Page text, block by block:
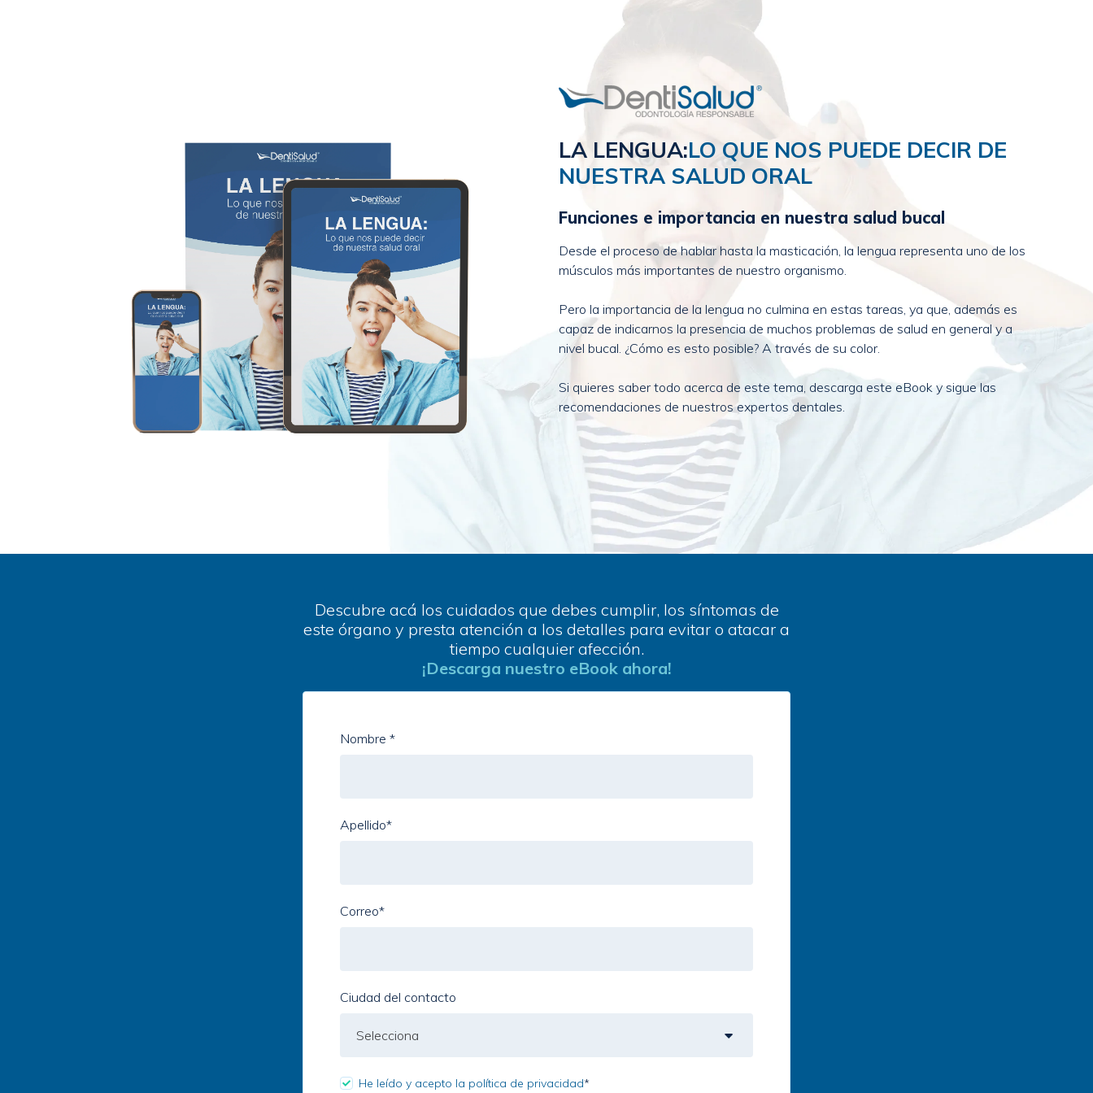
LA LENGUA:LO QUE NOS PUEDE DECIR DE
NUESTRA SALUD ORAL
Funciones e importancia en nuestra salud bucal
Desde el proceso de hablar hasta la masticación, la lengua representa uno de los
músculos más importantes de nuestro organismo.
Pero la importancia de la lengua no culmina en estas tareas, ya que, además es
capaz de indicarnos la presencia de muchos problemas de salud en general y a
nivel bucal. ¿Cómo es esto posible? A través de su color.
Si quieres saber todo acerca de este tema, descarga este eBook y sigue las
recomendaciones de nuestros expertos dentales.
Descubre acá los cuidados que debes cumplir, los síntomas de
este órgano y presta atención a los detalles para evitar o atacar a
tiempo cualquier afección.
¡Descarga nuestro eBook ahora!
Nombre *
Apellido*
Correo*
Ciudad del contacto
He leído y acepto la política de privacidad*